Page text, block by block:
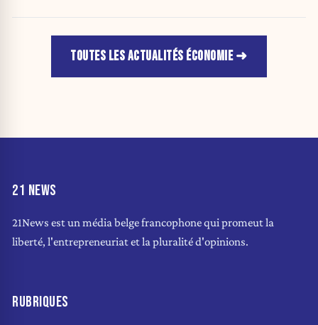
TOUTES LES ACTUALITÉS ÉCONOMIE
21 NEWS
21News est un média belge francophone qui promeut la
liberté, l'entrepreneuriat et la pluralité d'opinions.
RUBRIQUES